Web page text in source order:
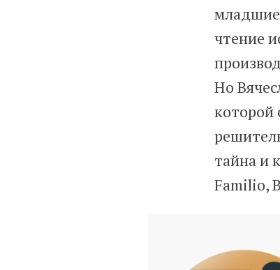
младшие
чтение
Но
которой
тайна и
Familio,